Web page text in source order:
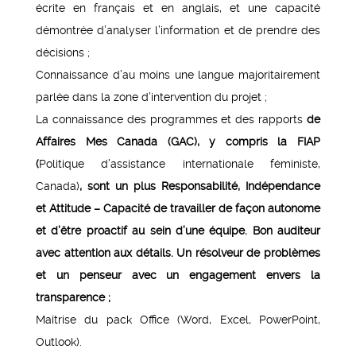
écrite en français et en anglais, et une capacité
démontrée d’analyser l’information et de prendre des
décisions ;
Connaissance d’au moins une langue majoritairement
parlée dans la zone d’intervention du projet ;
La connaissance des programmes et des rapports de
Affaires Mes Canada (GAC), y compris la FIAP
(Politique d’assistance internationale féministe,
Canada), sont un plus Responsabilité, Indépendance
et Attitude – Capacité de travailler de façon autonome
et d’être proactif au sein d’une équipe. Bon auditeur
avec attention aux détails. Un résolveur de problèmes
et un penseur avec un engagement envers la
transparence ;
Maîtrise du pack Office (Word, Excel, PowerPoint,
Outlook).